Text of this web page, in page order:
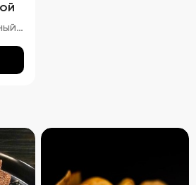
Этот сытный куриный суп сочетает в себе насыщенный вкус и разнообразные текстуры. Бульон густой и кремообразный, с мягкими кусочками куриного мяса и овощей, таких как морковь и лук, которые добавляют глубины вкуса. Макароны сохраняют мягкость и эластичность, придавая супу приятную кремовую текстуру. Петрушка добавляет свежие травяные ноты, подчеркивая богатство вкуса этого классического блюда.